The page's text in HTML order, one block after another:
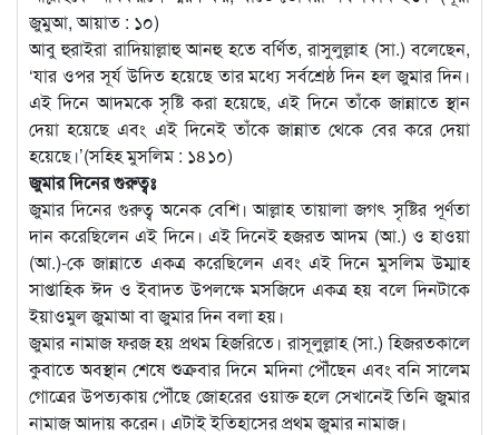
জুমুআ, আয়াত : ১০)
আবু হুরাইরা রাদিয়াল্লাহু আনহু হতে বর্ণিত, রাসুলুল্লাহ (সা.) বলেছেন,
‘যার ওপর সূর্য উদিত হয়েছে তার মধ্যে সর্বশ্রেষ্ঠ দিন হল জুমার দিন।
এই দিনে আদমকে সৃষ্টি করা হয়েছে, এই দিনে তাঁকে জান্নাতে স্থান
দেয়া হয়েছে এবং এই দিনেই তাঁকে জান্নাত থেকে বের করে দেয়া
হয়েছে।’(সহিহ মুসলিম : ১৪১০)
জুমার দিনের গুরুত্বঃ
জুমার দিনের গুরুত্ব অনেক বেশি। আল্লাহ তায়ালা জগৎ সৃষ্টির পূর্ণতা
দান করেছিলেন এই দিনে। এই দিনেই হজরত আদম (আ.) ও হাওয়া
(আ.)-কে জান্নাতে একত্র করেছিলেন এবং এই দিনে মুসলিম উম্মাহ
সাপ্তাহিক ঈদ ও ইবাদত উপলক্ষে মসজিদে একত্র হয় বলে দিনটাকে
ইয়াওমুল জুমাআ বা জুমার দিন বলা হয়।
জুমার নামাজ ফরজ হয় প্রথম হিজরিতে। রাসূলুল্লাহ (সা.) হিজরতকালে
কুবাতে অবস্থান শেষে শুক্রবার দিনে মদিনা পৌঁছেন এবং বনি সালেম
গোত্রের উপত্যকায় পৌঁছে জোহরের ওয়াক্ত হলে সেখানেই তিনি জুমার
নামাজ আদায় করেন। এটাই ইতিহাসের প্রথম জুমার নামাজ।